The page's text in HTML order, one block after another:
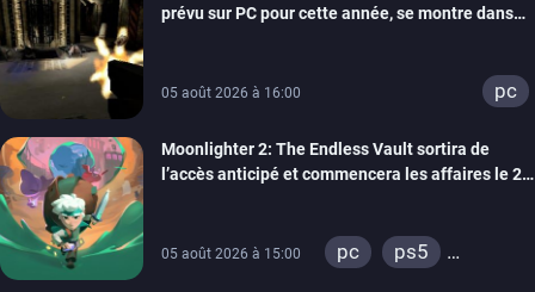
prévu sur PC pour cette année, se montre dans
05 août 2026 à 16:00 pc
Moonlighter 2: The Endless Vault sortira de
l’accès anticipé et commencera les affaires le 2
05 août 2026 à 15:00 pc
ps5